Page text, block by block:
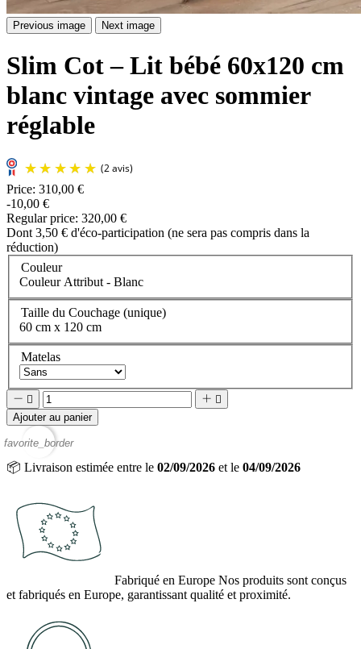
Previous image Next image
Slim Cot – Lit bébé 60x120 cm
blanc vintage avec sommier
réglable
Price: 310,00 €
-10,00 €
Regular price: 320,00 €
Dont 3,50 € d'éco-participation (ne sera pas compris dans la
réduction)
Couleur
Couleur Attribut - Blanc
Taille du Couchage (unique)
60 cm x 120 cm
Matelas
   
Ajouter au panier
favorite_border
📦 Livraison estimée entre le 02/09/2026 et le 04/09/2026
Fabriqué en Europe Nos produits sont conçus
et fabriqués en Europe, garantissant qualité et proximité.